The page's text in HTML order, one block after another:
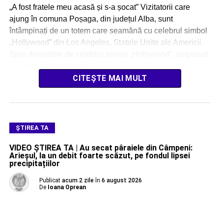
„A fost fratele meu acasă și s-a șocat” Vizitatorii care
ajung în comuna Poșaga, din județul Alba, sunt
întâmpinați de un totem care seamănă cu celebrul simbol
„Hollywood” din Los Angeles, Statele Unite ale Americii.
CITEȘTE MAI MULT
ŞTIREA TA
VIDEO ȘTIREA TA | Au secat pâraiele din Câmpeni:
Arieșul, la un debit foarte scăzut, pe fondul lipsei
precipitațiilor
Publicat acum 2 zile în 6 august 2026
De Ioana Oprean